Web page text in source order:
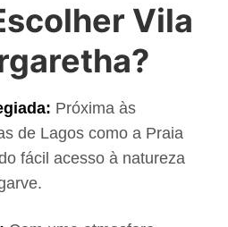
Vila
Próxima às
de Lagos como a Praia
fácil acesso à natureza